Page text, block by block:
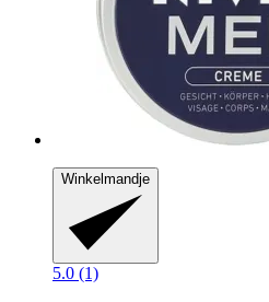
Winkelmandje
5.0 (1)